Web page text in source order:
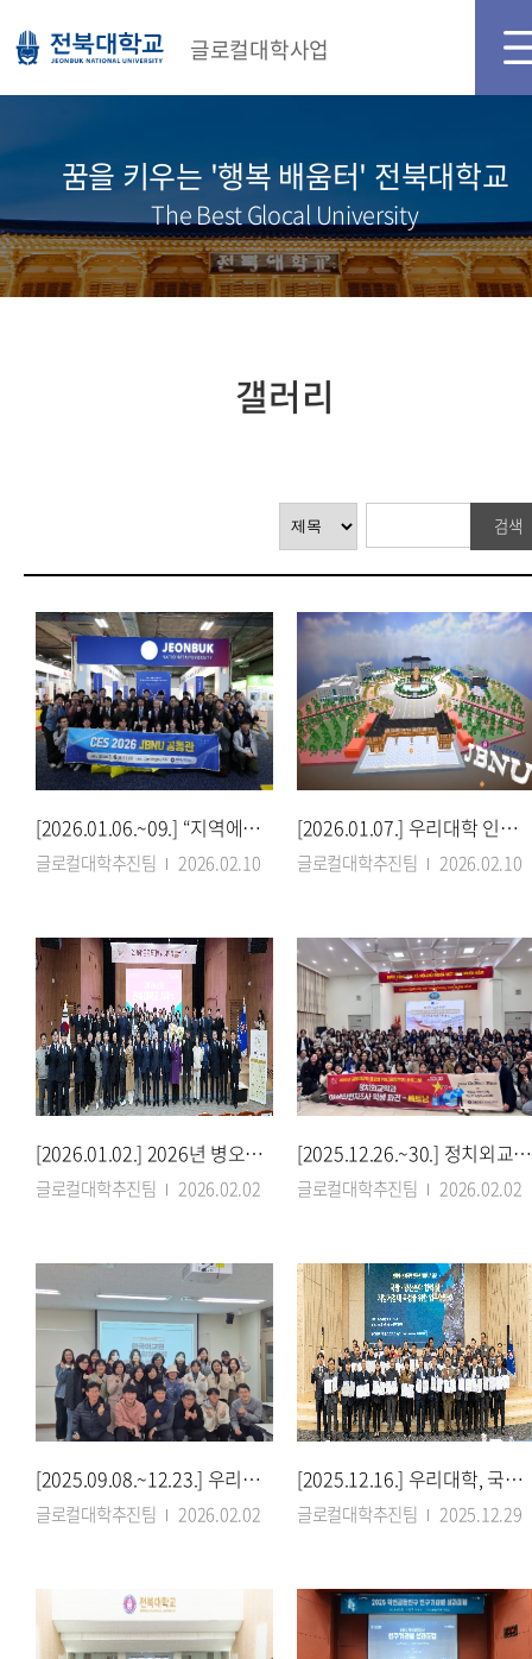
글로컬대학사업
꿈을 키우는 '행복 배움터' 전북대학교
The Best Glocal University
갤러리
[2026.01.06.~09.] “지역에서 세계로”…우리대학, CES 2026서 우수기술
글로컬대학추진팀 2026.02.10
[2026.01.07.] 우리대학 인문학연구소, 디지털 인문학 XR 플랫폼 구축
글로컬대학추진팀 2026.02.10
[2026.01.02.] 2026년 병오년 시무식 '힘찬 출발'
글로컬대학추진팀 2026.02.02
[2025.12.26.~30.] 정치외교학과, 베트남 외교 현장서 국제 감각 키웠다
글로컬대학추진팀 2026.02.02
[2025.09.08.~12.23.] 우리대학, 한국어교원 양성의 메카…교원양성과정 23명
글로컬대학추진팀 2026.02.02
[2025.12.16.] 우리대학, 국방벤처 35개 기업 ‘맞손’…방산 혁신 전진기지로
글로컬대학추진팀 2025.12.29